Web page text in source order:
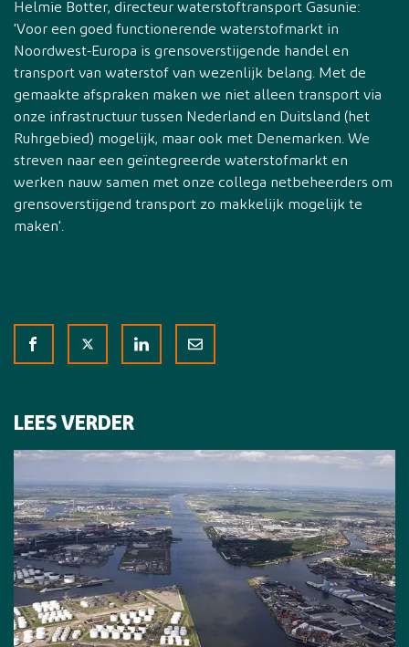
Helmie Botter, directeur waterstoftransport Gasunie:
'Voor een goed functionerende waterstofmarkt in
Noordwest-Europa is grensoverstijgende handel en
transport van waterstof van wezenlijk belang. Met de
gemaakte afspraken maken we niet alleen transport via
onze infrastructuur tussen Nederland en Duitsland (het
Ruhrgebied) mogelijk, maar ook met Denemarken. We
streven naar een geïntegreerde waterstofmarkt en
werken nauw samen met onze collega netbeheerders om
grensoverstijgend transport zo makkelijk mogelijk te
maken'.
LEES VERDER